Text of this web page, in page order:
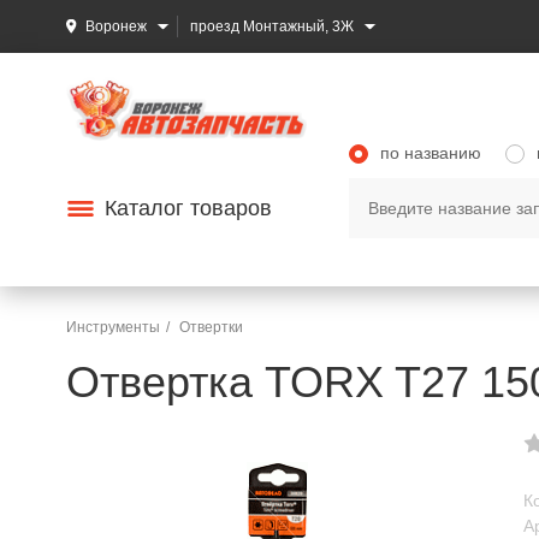
Воронеж проезд Монтажный, 3Ж
Каталог товаров
по названию
Инструменты Отвертки
Отвертка TORX T27